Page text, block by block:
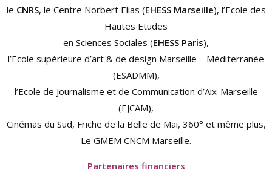
le CNRS, le Centre Norbert Elias (EHESS Marseille), l’Ecole des
Hautes Etudes
en Sciences Sociales (EHESS Paris),
l’Ecole supérieure d’art & de design Marseille – Méditerranée
(ESADMM),
l’Ecole de Journalisme et de Communication d’Aix-Marseille
(EJCAM),
Cinémas du Sud, Friche de la Belle de Mai, 360° et même plus,
Le GMEM CNCM Marseille.
Partenaires financiers